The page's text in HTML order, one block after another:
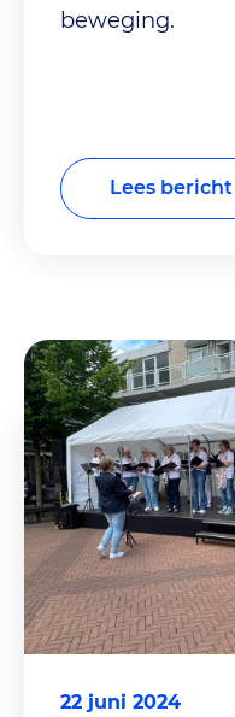
beweging.
Lees bericht
22 juni 2024